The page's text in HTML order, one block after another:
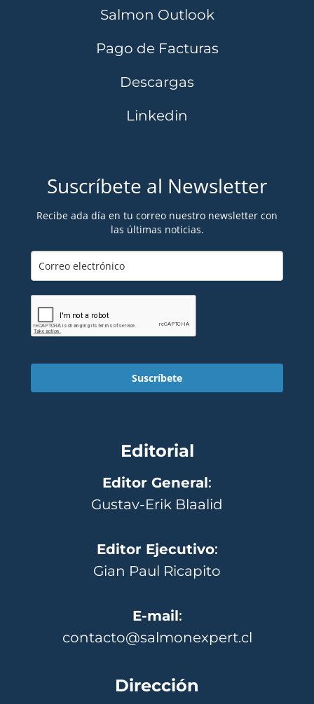
Salmon Outlook
Pago de Facturas
Descargas
Linkedin
Suscríbete al Newsletter
Recibe ada día en tu correo nuestro newsletter con
las últimas noticias.
Suscríbete
Editorial
Editor General:
Gustav-Erik Blaalid
Editor Ejecutivo:
Gian Paul Ricapito
E-mail:
contacto@salmonexpert.cl
Dirección